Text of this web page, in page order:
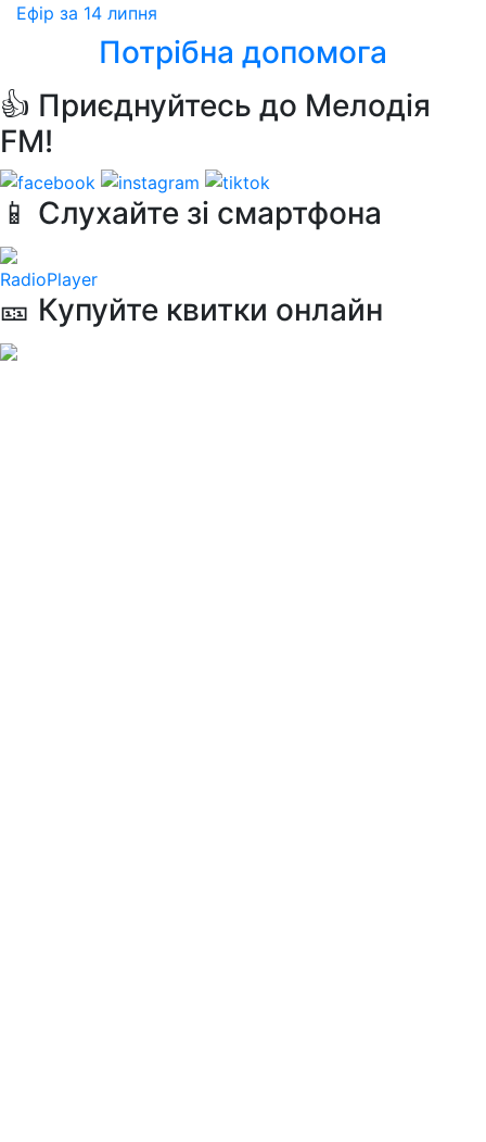
Ефір за 14 липня
Потрібна допомога
👍 Приєднуйтесь до Мелодія
FM!
📱 Слухайте зі смартфона
RadioPlayer
🎫 Купуйте квитки онлайн